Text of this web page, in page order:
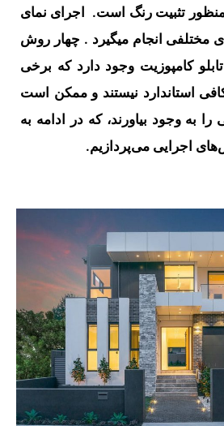
اجرای نمای
مختلفی انجام میگیرد . چهار روش
کامپوزیت وجود دارد که برخی
استاندارد نیستند و ممکن است
به وجود بیاورند، که در ادامه به
اجرایی می‌پردازیم.